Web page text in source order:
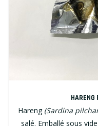
Hareng (Sardina
salé. Emballé sous